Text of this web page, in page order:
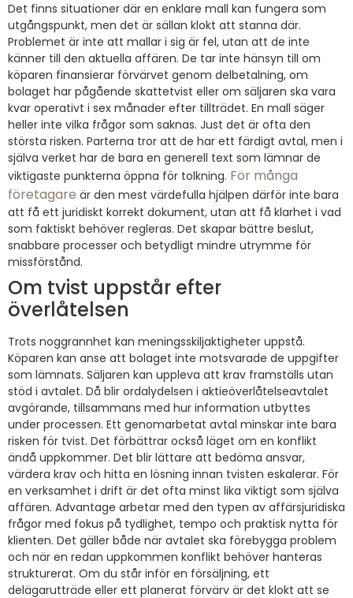
Det finns situationer där en enklare mall kan fungera som
utgångspunkt, men det är sällan klokt att stanna där.
Problemet är inte att mallar i sig är fel, utan att de inte
känner till den aktuella affären. De tar inte hänsyn till om
köparen finansierar förvärvet genom delbetalning, om
bolaget har pågående skattetvist eller om säljaren ska vara
kvar operativt i sex månader efter tillträdet. En mall säger
heller inte vilka frågor som saknas. Just det är ofta den
största risken. Parterna tror att de har ett färdigt avtal, men i
själva verket har de bara en generell text som lämnar de
viktigaste punkterna öppna för tolkning. För många
företagare är den mest värdefulla hjälpen därför inte bara
att få ett juridiskt korrekt dokument, utan att få klarhet i vad
som faktiskt behöver regleras. Det skapar bättre beslut,
snabbare processer och betydligt mindre utrymme för
missförstånd.
Om tvist uppstår efter
överlåtelsen
Trots noggrannhet kan meningsskiljaktigheter uppstå.
Köparen kan anse att bolaget inte motsvarade de uppgifter
som lämnats. Säljaren kan uppleva att krav framställs utan
stöd i avtalet. Då blir ordalydelsen i aktieöverlåtelseavtalet
avgörande, tillsammans med hur information utbyttes
under processen. Ett genomarbetat avtal minskar inte bara
risken för tvist. Det förbättrar också läget om en konflikt
ändå uppkommer. Det blir lättare att bedöma ansvar,
värdera krav och hitta en lösning innan tvisten eskalerar. För
en verksamhet i drift är det ofta minst lika viktigt som själva
affären. Advantage arbetar med den typen av affärsjuridiska
frågor med fokus på tydlighet, tempo och praktisk nytta för
klienten. Det gäller både när avtalet ska förebygga problem
och när en redan uppkommen konflikt behöver hanteras
strukturerat. Om du står inför en försäljning, ett
delägarutträde eller ett planerat förvärv är det klokt att se